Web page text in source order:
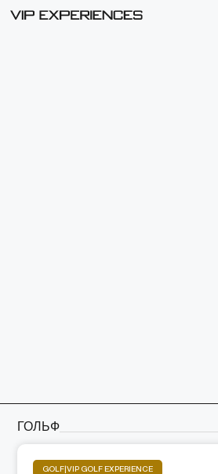
ГОЛЬФ
GOLF|VIP GOLF EXPERIENCE